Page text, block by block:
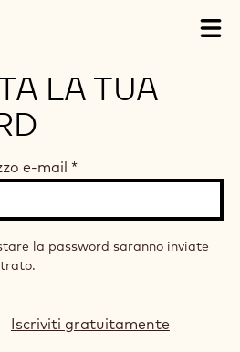
LA TUA
e-mail *
la password saranno inviate
Iscriviti gratuitamente